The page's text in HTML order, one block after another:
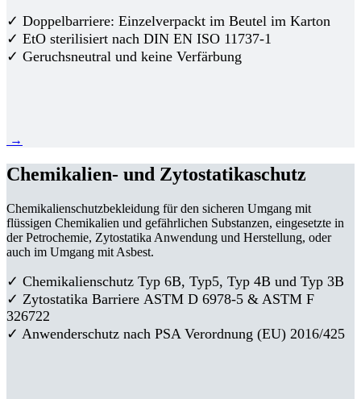
✓ Doppelbarriere: Einzelverpackt im Beutel im Karton
✓ EtO sterilisiert nach DIN EN ISO 11737-1
✓ Geruchsneutral und keine Verfärbung
→
Chemikalien- und Zytostatikaschutz
Chemikalienschutzbekleidung für den sicheren Umgang mit
flüssigen Chemikalien und gefährlichen Substanzen, eingesetzte in
der Petrochemie, Zytostatika Anwendung und Herstellung, oder
auch im Umgang mit Asbest.
✓ Chemikalienschutz Typ 6B, Typ5, Typ 4B und Typ 3B
✓ Zytostatika Barriere ASTM D 6978-5 & ASTM F
326722
✓ Anwenderschutz nach PSA Verordnung (EU) 2016/425